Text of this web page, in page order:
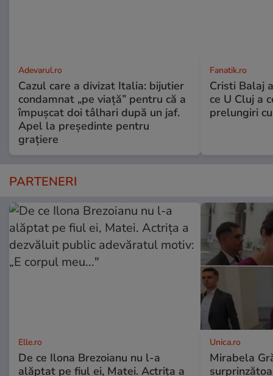
Adevarul.ro
Cazul care a divizat Italia: bijutier
condamnat „pe viață” pentru că a
împușcat doi tâlhari după un jaf.
Apel la președinte pentru
graţiere
Fanatik.ro
Cristi Balaj
ce U Cluj a
prelungiri
PARTENERI
Elle.ro
De ce Ilona Brezoianu nu l-a
alăptat pe fiul ei, Matei. Actrița a
Unica.ro
Mirabela